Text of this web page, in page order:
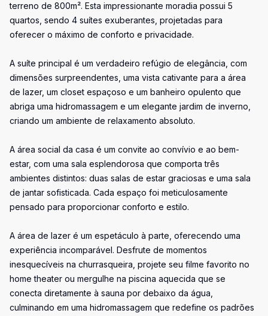
terreno de 800m². Esta impressionante moradia possui 5
quartos, sendo 4 suítes exuberantes, projetadas para
oferecer o máximo de conforto e privacidade.
A suíte principal é um verdadeiro refúgio de elegância, com
dimensões surpreendentes, uma vista cativante para a área
de lazer, um closet espaçoso e um banheiro opulento que
abriga uma hidromassagem e um elegante jardim de inverno,
criando um ambiente de relaxamento absoluto.
A área social da casa é um convite ao convívio e ao bem-
estar, com uma sala esplendorosa que comporta três
ambientes distintos: duas salas de estar graciosas e uma sala
de jantar sofisticada. Cada espaço foi meticulosamente
pensado para proporcionar conforto e estilo.
A área de lazer é um espetáculo à parte, oferecendo uma
experiência incomparável. Desfrute de momentos
inesquecíveis na churrasqueira, projete seu filme favorito no
home theater ou mergulhe na piscina aquecida que se
conecta diretamente à sauna por debaixo da água,
culminando em uma hidromassagem que redefine os padrões